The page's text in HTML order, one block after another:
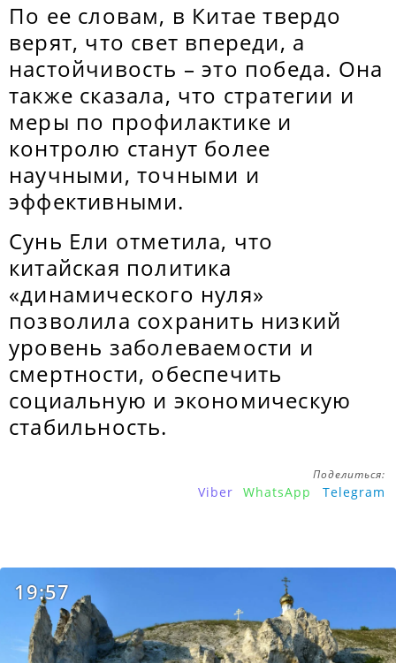
По ее словам, в Китае твердо
верят, что свет впереди, а
настойчивость – это победа. Она
также сказала, что стратегии и
меры по профилактике и
контролю станут более
научными, точными и
эффективными.
Сунь Ели отметила, что
китайская политика
«динамического нуля»
позволила сохранить низкий
уровень заболеваемости и
смертности, обеспечить
социальную и экономическую
стабильность.
Поделиться:
Viber WhatsApp Telegram
19:57